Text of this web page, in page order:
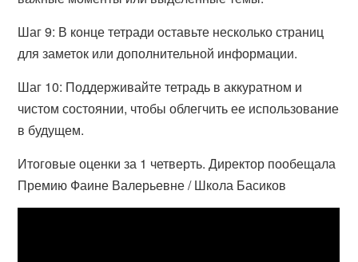
Шаг 9: В конце тетради оставьте несколько страниц
для заметок или дополнительной информации.
Шаг 10: Поддерживайте тетрадь в аккуратном и
чистом состоянии, чтобы облегчить ее использование
в будущем.
Итоговые оценки за 1 четверть. Директор пообещала
Премию Фаине Валерьевне / Школа Басиков